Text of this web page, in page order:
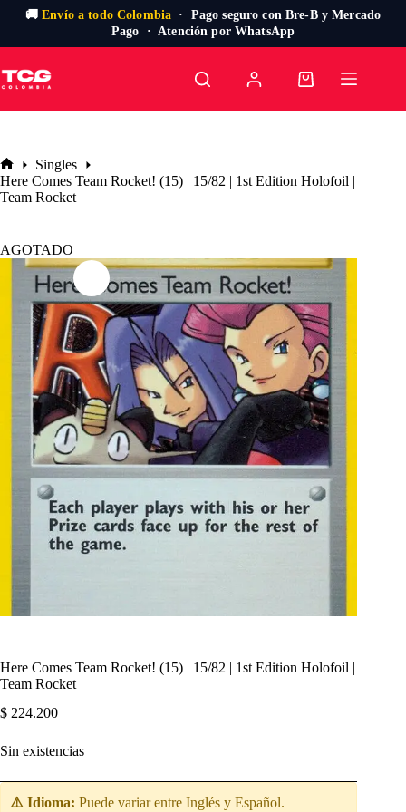
🚚Envío a todo Colombia · Pago seguro con Bre-B y Mercado
Pago · Atención por WhatsApp
al
contenido
Carro
Inicio
Singles
Here Comes Team Rocket! (15) | 15/82 | 1st Edition Holofoil |
Team Rocket
AGOTADO
Here Comes Team Rocket! (15) | 15/82 | 1st Edition Holofoil |
Team Rocket
$ 224.200
Sin existencias
⚠️ Idioma: Puede variar entre Inglés y Español.